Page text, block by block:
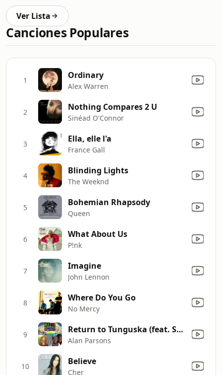
Ver Lista
Canciones Populares
1 Ordinary
Alex Warren
2 Nothing Compares 2 U
Sinéad O'Connor
3 Ella, elle l'a
France Gall
4 Blinding Lights
The Weeknd
5 Bohemian Rhapsody
Queen
6 What About Us
P!nk
7 Imagine
John Lennon
8 Where Do You Go
No Mercy
9 Return to Tunguska (feat. Shpongle & Dave Gilmour)
Alan Parsons
10 Believe
Cher